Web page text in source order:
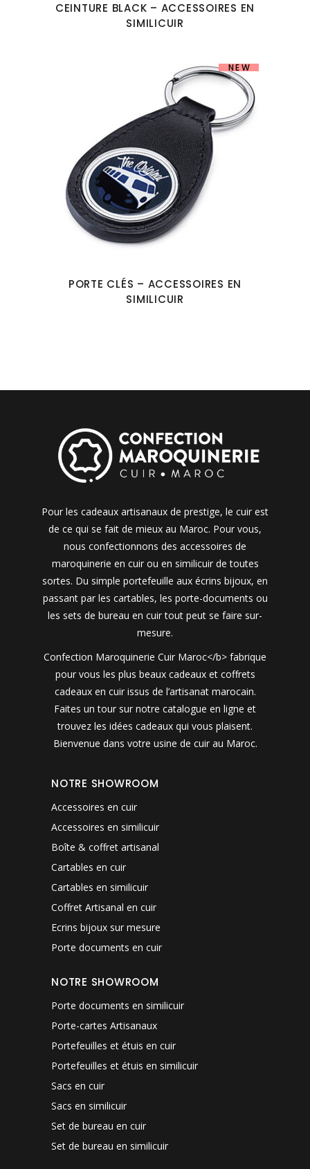
CEINTURE BLACK – ACCESSOIRES EN
SIMILICUIR
NEW
PORTE CLÉS – ACCESSOIRES EN
SIMILICUIR
Pour les cadeaux artisanaux de prestige, le cuir est
de ce qui se fait de mieux au Maroc. Pour vous,
nous confectionnons des accessoires de
maroquinerie en cuir ou en similicuir de toutes
sortes. Du simple portefeuille aux écrins bijoux, en
passant par les cartables, les porte-documents ou
les sets de bureau en cuir tout peut se faire sur-
mesure.
Confection Maroquinerie Cuir Maroc</b> fabrique
pour vous les plus beaux cadeaux et coffrets
cadeaux en cuir issus de l’artisanat marocain.
Faites un tour sur notre catalogue en ligne et
trouvez les idées cadeaux qui vous plaisent.
Bienvenue dans votre usine de cuir au Maroc.
NOTRE SHOWROOM
Accessoires en cuir
Accessoires en similicuir
Boîte & coffret artisanal
Cartables en cuir
Cartables en similicuir
Coffret Artisanal en cuir
Ecrins bijoux sur mesure
Porte documents en cuir
NOTRE SHOWROOM
Porte documents en similicuir
Porte-cartes Artisanaux
Portefeuilles et étuis en cuir
Portefeuilles et étuis en similicuir
Sacs en cuir
Sacs en similicuir
Set de bureau en cuir
Set de bureau en similicuir